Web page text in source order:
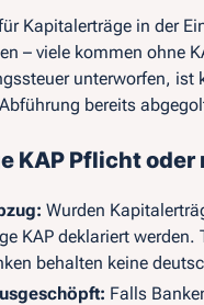
Kapitalerträge in der
– viele kommen ohne
unterworfen, ist
bereits
KAP Pflicht
Wurden
KAP deklariert
behalten keine
Falls